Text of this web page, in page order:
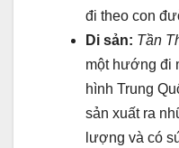
đi theo con
Di sản: Tần
một hướng đi
hình Trung
sản xuất ra
lượng và có